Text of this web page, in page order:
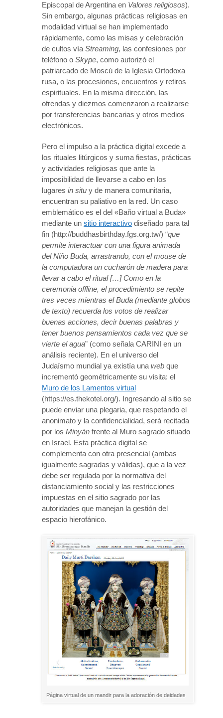
Episcopal de Argentina en Valores religiosos).
Sin embargo, algunas prácticas religiosas en
modalidad virtual se han implementado
rápidamente, como las misas y celebración
de cultos vía Streaming, las confesiones por
teléfono o Skype, como autorizó el
patriarcado de Moscú de la Iglesia Ortodoxa
rusa, o las procesiones, encuentros y retiros
espirituales. En la misma dirección, las
ofrendas y diezmos comenzaron a realizarse
por transferencias bancarias y otros medios
electrónicos.
Pero el impulso a la práctica digital excede a
los rituales litúrgicos y suma fiestas, prácticas
y actividades religiosas que ante la
imposibilidad de llevarse a cabo en los
lugares in situ y de manera comunitaria,
encuentran su paliativo en la red. Un caso
emblemático es el del «Baño virtual a Buda»
mediante un sitio interactivo diseñado para tal
fin (http://buddhasbirthday.fgs.org.tw/) “que
permite interactuar con una figura animada
del Niño Buda, arrastrando, con el mouse de
la computadora un cucharón de madera para
llevar a cabo el ritual […] Como en la
ceremonia offline, el procedimiento se repite
tres veces mientras el Buda (mediante globos
de texto) recuerda los votos de realizar
buenas acciones, decir buenas palabras y
tener buenos pensamientos cada vez que se
vierte el agua” (como señala CARINI en un
análisis reciente). En el universo del
Judaísmo mundial ya existía una web que
incrementó geométricamente su visita: el
Muro de los Lamentos virtual
(https://es.thekotel.org/). Ingresando al sitio se
puede enviar una plegaria, que respetando el
anonimato y la confidencialidad, será recitada
por los Minyán frente al Muro sagrado situado
en Israel. Esta práctica digital se
complementa con otra presencial (ambas
igualmente sagradas y válidas), que a la vez
debe ser regulada por la normativa del
distanciamiento social y las restricciones
impuestas en el sitio sagrado por las
autoridades que manejan la gestión del
espacio hierofánico.
Página virtual de un mandir para la adoración de deidades